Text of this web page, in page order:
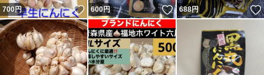
700円 いいね！
600円 いいね！
688円